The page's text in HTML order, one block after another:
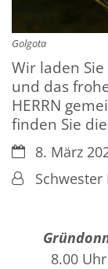
Golgota
Wir laden
und das
HERRN
finden Sie
Datum:8. März
Von:Schwester
8.00